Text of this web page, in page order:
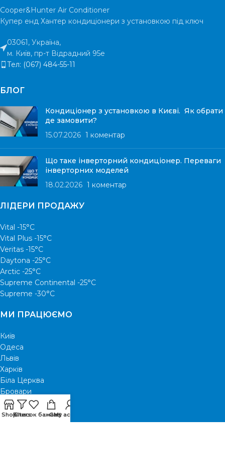
Cooper&Hunter Air Conditioner
Купер енд Хантер кондиціонери з установкою під ключ
03061, Україна,
м. Київ, пр-т Відрадний 95е
Тел: (067) 484-55-11
БЛОГ
Кондиціонер з установкою в Києві. Як обрати
де замовити?
15.07.2026 1 коментар
Що таке інверторний кондиціонер. Переваги
інверторних моделей
18.02.2026 1 коментар
ЛІДЕРИ ПРОДАЖУ
Vital -15°С
Vital Plus -15°C
Veritas -15°С
Daytona -25°С
Arctic -25°С
Supreme Continental -25°С
Supreme -30°С
МИ ПРАЦЮЄМО
Київ
Одеса
Львів
Харків
Біла Церква
Бровари
Ірпінь
Вишгород
ShopFilters
Список бажань
Cart
My account